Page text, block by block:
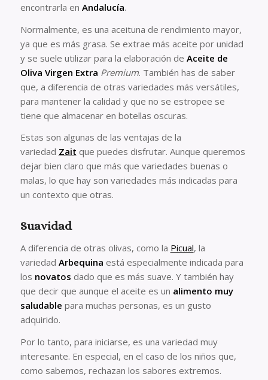
encontrarla en Andalucía.
Normalmente, es una aceituna de rendimiento mayor,
ya que es más grasa. Se extrae más aceite por unidad
y se suele utilizar para la elaboración de Aceite de
Oliva Virgen Extra Premium. También has de saber
que, a diferencia de otras variedades más versátiles,
para mantener la calidad y que no se estropee se
tiene que almacenar en botellas oscuras.
Estas son algunas de las ventajas de la
variedad Zait que puedes disfrutar. Aunque queremos
dejar bien claro que más que variedades buenas o
malas, lo que hay son variedades más indicadas para
un contexto que otras.
Suavidad
A diferencia de otras olivas, como la Picual, la
variedad Arbequina está especialmente indicada para
los novatos dado que es más suave. Y también hay
que decir que aunque el aceite es un alimento muy
saludable para muchas personas, es un gusto
adquirido.
Por lo tanto, para iniciarse, es una variedad muy
interesante. En especial, en el caso de los niños que,
como sabemos, rechazan los sabores extremos.